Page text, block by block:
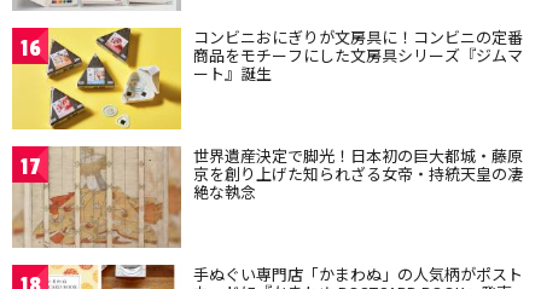
16 コンビニおにぎりが文房具に！コンビニの定番
商品をモチーフにした文房具シリーズ『ジムマ
ート』誕生
17 世界遺産決定で脚光！日本初の巨大都城・藤原
京を創り上げた知られざる女帝・持統天皇の凄
絶な執念
手ぬぐい専門店「かまわぬ」の人気柄がポスト